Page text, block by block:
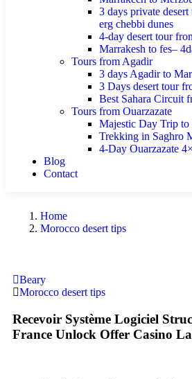
3 days private
erg chebbi dunes
4-day desert tour
Marrakesh to fes–
Tours from Agadir
3 days Agadir to
3 Days desert tour
Best Sahara Circuit
Tours from Ouarzazate
Majestic Day Trip to
Trekking in Saghro
4-Day Ouarzazate
Blog
Contact
Home
Morocco desert tips
Beary
Morocco desert tips
Recevoir Système Logiciel
France Unlock Offer Casino